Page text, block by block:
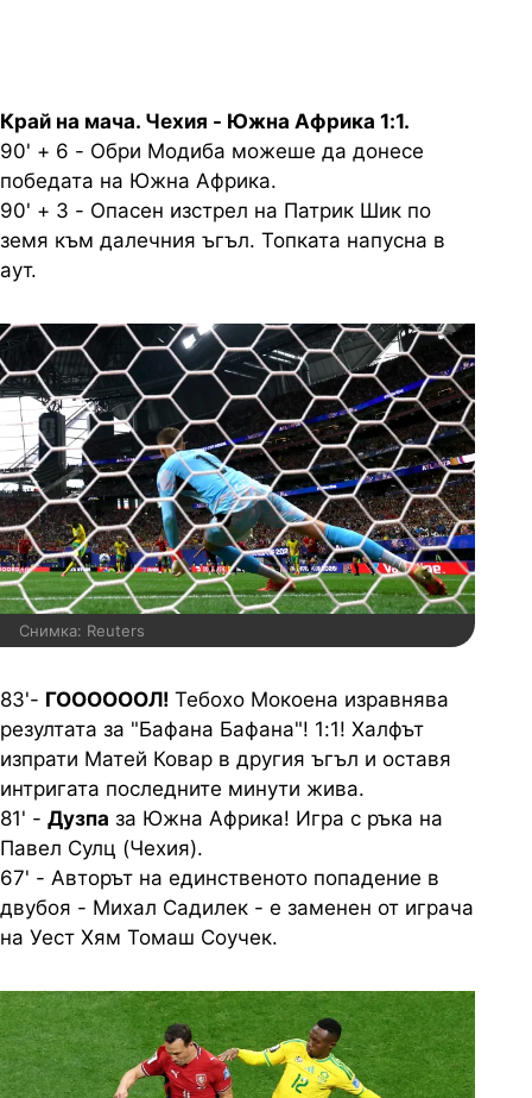
Край на мача. Чехия - Южна Африка 1:1.
90' + 6 - Обри Модиба можеше да донесе
победата на Южна Африка.
90' + 3 - Опасен изстрел на Патрик Шик по
земя към далечния ъгъл. Топката напусна в
аут.
Снимка: Reuters
83'- ГООООООЛ! Тебохо Мокоена изравнява
резултата за "Бафана Бафана"! 1:1! Халфът
изпрати Матей Ковар в другия ъгъл и оставя
интригата последните минути жива.
81' - Дузпа за Южна Африка! Игра с ръка на
Павел Сулц (Чехия).
67' - Авторът на единственото попадение в
двубоя - Михал Садилек - е заменен от играча
на Уест Хям Томаш Соучек.